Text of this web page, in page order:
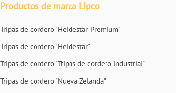
Productos de marca Lipco
Tripas de cordero "Heidestar-Premium"
Tripas de cordero "Heidestar"
Tripas de cordero "Tripas de cordero industrial"
Tripas de cordero "Nueva Zelanda"